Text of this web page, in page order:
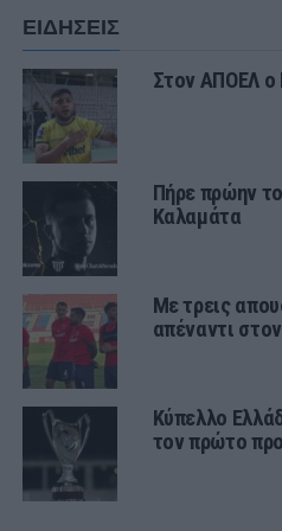
ΕΙΔΗΣΕΙΣ
Στον ΑΠΟΕΛ ο
Πήρε πρώην
Καλαμάτα
Με τρεις
απέναντι
Κύπελλο
τον πρώτο